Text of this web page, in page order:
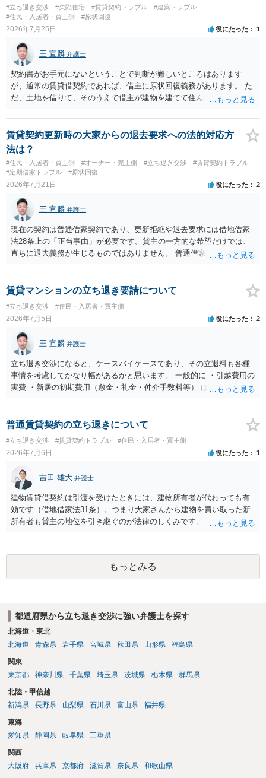
入室する行為自体は不法行為となり、また刑事的にも住居侵入罪が成
立する可能性がありますので、これを理由に一定の金銭賠償を求める
#立ち退き交渉 #欠陥住宅 #賃貸契約トラブル
#建築トラブル
#住民・入居者・買主側
#原状回復
2026年7月25日 役にたった 1
王 宣麟 弁護士
契約書がお手元にないということで判断が難しいところはあります
が、通常の賃貸借契約であれば、借主に原状回復義務があります。 た
だ、土地を借りて、そのうえで借主が建物を建てて住んでいたケース
であれば、建物を収去して土地を明渡す義務は原則生じないはずで
す。 その後、建物を平屋に立て替えた場合であっても、貸主の承諾を
得ているのであれば、単純に費用を捻出した側に平屋の所有権が帰属
する、という話になるわけでもないように思います。 そのため、現
状、解体費用を負担することが明確な案件ではないため、まずは相手
に請求の根拠（なぜ当方が平屋の解体費用を負担しなければならない
賃貸契約更新時の大家からの退去要求への法的対応方
法は？
#住民・入居者・買主側 #オーナー・売主側 #立ち退き交渉
#賃貸契約トラブル
#定期借家トラブル
#原状回復
2026年7月21日 役にたった 2
王 宣麟 弁護士
現在の契約は普通借家契約であり、更新拒絶や退去要求には借地借家
法28条上の「正当事由」が必要です。貸主の一方的な希望だけでは、
直ちに退去義務が生じるものではありません。 普通借家契約から定期
新たな定期借家契約を締結する形になりますが、これは任意の合意が
前提であり、借主が同意しなければ成立しません。 12年間の居住実
績、子どもの学校や地域とのつながり、転居費用の準備が困難な事情
などは、借主側の強い居住継続の必要性として正当事由判断において
重視される要素ですので、貸主側にかなり具体的な事情と立退料など
がない限り、更新拒絶が認められるハードルは一般的に高いと考えら
れます。 建物が未登記であること自体は、賃貸借契約の有効性を直ち
に否定するものではなく、引渡しがされていれば賃貸借の効力は原則
有効とされています。 今後の交渉では、①現在は普通借家契約が継続
しており定期借家への変更に合意していないこと、②貸主側の事情
（誰が所有者で誰が実際に住む予定か等）を具体的に書面で説明して
ほしいこと、③自分たちの居住継続の必要性を丁寧に伝えること、を
基本方針としたうえで、仮に一定時期の退去を検討する場合には、立
退料・引越費用・原状回復費用負担などの条件を明確にした書面を作
成することが重要です。 契約書では、更新条項・解除条項・期間の定
め・定期借家に関する記載の有無、これまでの更新時の合意内容
（「今回で最後」などの文言）が、借主不利な特約として無効になり
得るかどうかも含めて検討ポイントになりますので、署名押印前に内
容を十分に確認し、不明点は弁護士に相談することをおすすめしま
す。
賃貸マンションの立ち退き要請について
#立ち退き交渉 #住民・入居者・買主側
2026年7月5日 役にたった 2
王 宣麟 弁護士
立ち退き交渉になると、ケースバイケースであり、その立退料も各種
事情を考慮してかなり幅があるかと思います。 一般的に ・引越費用の
実費 ・新居の初期費用（敷金・礼金・仲介手数料等） は固い部分かと
ターンが多いかと存じます。
普通賃貸契約の立ち退きについて
#立ち退き交渉 #賃貸契約トラブル #住民・入居者・買主側
2026年7月6日 役にたった 1
吉田 雄大 弁護士
建物賃貸借契約は引渡を受けたときには、建物所有者が代わっても有
効です（借地借家法31条）。つまり大家さんから建物を買い取った新
所有者も貸主の地位を引き継ぐのが法律のしくみです。 おそらくは、
が納得いくものであれば応じても良いですが、納得できなければ断る
（家賃を支払い居住を続ける）のが良いでしょう。
もっとみる
都道府県から立ち退き交渉に強い弁護士を探す
北海道・東北
北海道
青森県 岩手県 宮城県 秋田県 山形県 福島県
関東
東京都
神奈川県 千葉県 埼玉県 茨城県 栃木県 群馬県
北陸・甲信越
新潟県
長野県 山梨県 石川県 富山県 福井県
東海
愛知県
静岡県 岐阜県 三重県
関西
大阪府
兵庫県 京都府 滋賀県 奈良県 和歌山県